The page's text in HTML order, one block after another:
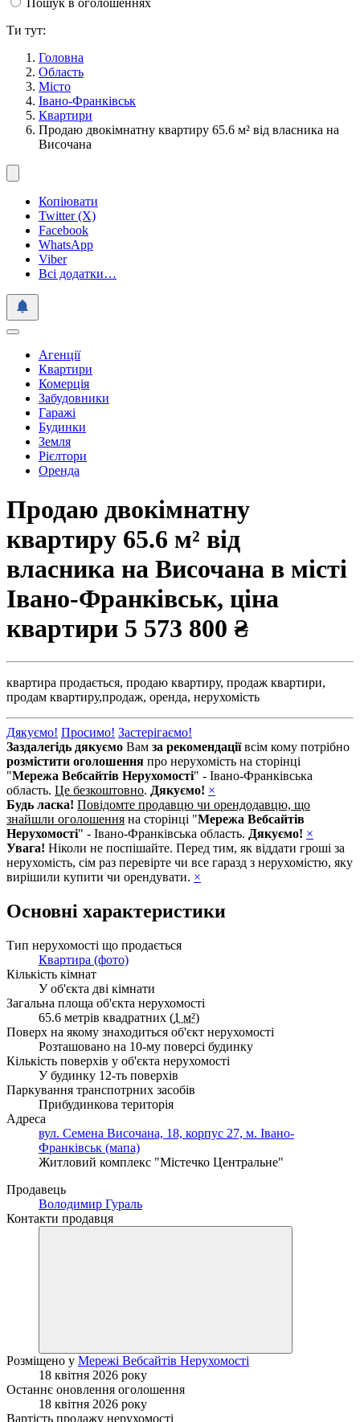
Пошук в оголошеннях
Ти тут:
Головна
Область
Місто
Івано-Франківськ
Квартири
Продаю двокімнатну квартиру 65.6 м² від власника на
Височана
Копіювати
Twitter (X)
Facebook
WhatsApp
Viber
Всі додатки…
Агенції
Квартири
Комерція
Забудовники
Гаражі
Будинки
Земля
Рієлтори
Оренда
Продаю двокімнатну
квартиру 65.6 м² від
власника на Височана в місті
Івано-Франківськ, ціна
квартири 5 573 800 ₴
квартира продається, продаю квартиру, продаж квартири,
продам квартиру,продаж, оренда, нерухомість
Дякуємо! Просимо! Застерігаємо!
Заздалегідь дякуємо Вам за рекомендаціївсім кому потрібно
розмістити оголошення про нерухомість на сторінці
"Мережа Вебсайтів Нерухомості" - Івано-Франківська
область. Це безкоштовно. Дякуємо! ×
Будь ласка! Повідомте продавцю чи орендодавцю, що
знайшли оголошення на сторінці "Мережа Вебсайтів
Нерухомості" - Івано-Франківська область. Дякуємо! ×
Увага! Ніколи не поспішайте. Перед тим, як віддати гроші за
нерухомість, сім раз перевірте чи все гаразд з нерухомістю, яку
вирішили купити чи орендувати. ×
Основні характеристики
Тип нерухомості що продається
Квартира (фото)
Кількість кімнат
У об'єкта дві кімнати
Загальна площа об'єкта нерухомості
65.6 метрів квадратних (1 м²)
Поверх на якому знаходиться об'єкт нерухомості
Розташовано на 10-му поверсі будинку
Кількість поверхів у об'єкта нерухомості
У будинку 12-ть поверхів
Паркування транспотрних засобів
Прибудинкова територія
Адреса
вул. Семена Височана, 18, корпус 27, м. Івано-
Франківськ (мапа)
Житловий комплекс "Містечко Центральне"
Продавець
Володимир Гураль
Контакти продавця
Розміщено у Мережі Вебсайтів Нерухомості
18 квітня 2026 року
Останнє оновлення оголошення
18 квітня 2026 року
Вартість продажу нерухомості